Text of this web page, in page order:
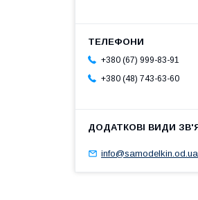
+380 (67) 999-83-91
+380 (48) 743-63-60
info@samodelkin.od.ua